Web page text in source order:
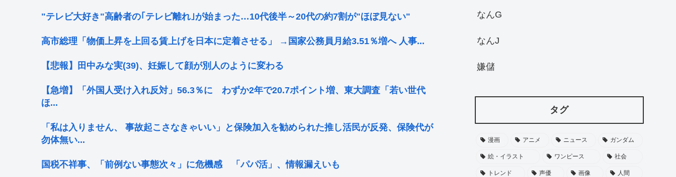
"テレビ大好き"高齢者の｢テレビ離れ｣が始まった…10代後半～20代の約7割が"ほぼ見ない"
高市総理「物価上昇を上回る賃上げを日本に定着させる」 →国家公務員月給3.51％増へ 人事...
【悲報】田中みな実(39)、妊娠して顔が別人のように変わる
【急増】「外国人受け入れ反対」56.3％に わずか2年で20.7ポイント増、東大調査「若い世代
ほ...
「私は入りません、 事故起こさなきゃいい」と保険加入を勧められた推し活民が反発、保険代が
勿体無い...
国税不祥事、「前例ない事態次々」に危機感 「パパ活」、情報漏えいも
なんG
なんJ
嫌儲
タグ
漫画 アニメ ニュース ガンダム
絵・イラスト ワンピース 社会
トレンド 声優 画像 人間